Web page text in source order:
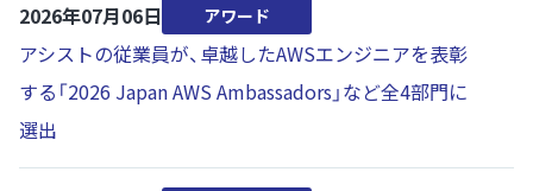
2026年07月06日 アワード
アシストの従業員が、卓越したAWSエンジニアを表彰
する「2026 Japan AWS Ambassadors」など全4部門に
選出